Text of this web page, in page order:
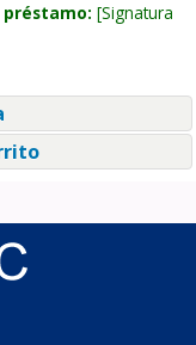
Signatura